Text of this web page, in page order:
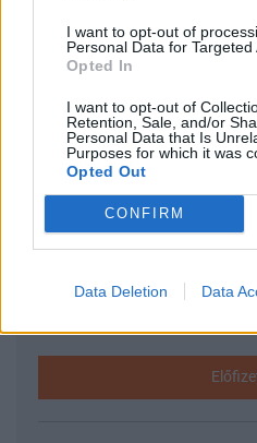
I want to opt-out of
Personal Data for Targeted
Opted In
I want to opt-out of
Retention, Sale, and/or
Personal Data that Is
Purposes for which it was
Opted Out
CONFIRM
Data Deletion Data
harmadik legalacsonyabb...
KEDVES OLVASÓNK!
A keresett cikk a
tartozik, melynek olvasása
regisztrációhoz kötött.
Az előfizetés a következőket
Kötéslisták: BÉT